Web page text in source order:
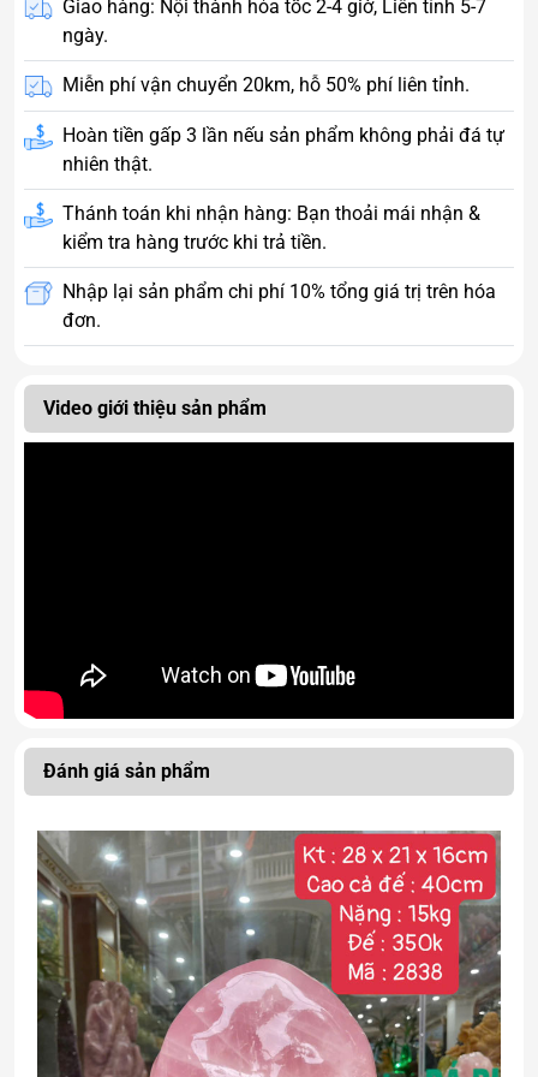
Giao hàng: Nội thành hỏa tốc 2-4 giờ, Liên tỉnh 5-7
ngày.
Miễn phí vận chuyển 20km, hỗ 50% phí liên tỉnh.
Hoàn tiền gấp 3 lần nếu sản phẩm không phải đá tự
nhiên thật.
Thánh toán khi nhận hàng: Bạn thoải mái nhận &
kiểm tra hàng trước khi trả tiền.
Nhập lại sản phẩm chi phí 10% tổng giá trị trên hóa
đơn.
Video giới thiệu sản phẩm
Đánh giá sản phẩm